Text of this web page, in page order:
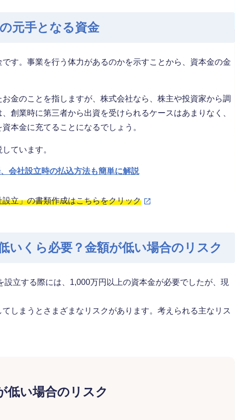
元手となる資金
す。事業を行う体力があるのかを示すことから、資本金の金
金のことを指しますが、株式会社なら、株主や投資家から調
創業時に第三者から出資を受けられるケースはあまりなく、
本金に充てることになるでしょう。
ています。
会社設立時の払込方法も簡単に解説
立」の書類作成はこちらをクリック
いくら必要？金額が低い場合のリスク
立する際には、1,000万円以上の資本金が必要でしたが、現
しまうとさまざまなリスクがあります。考えられる主なリス
低い場合のリスク